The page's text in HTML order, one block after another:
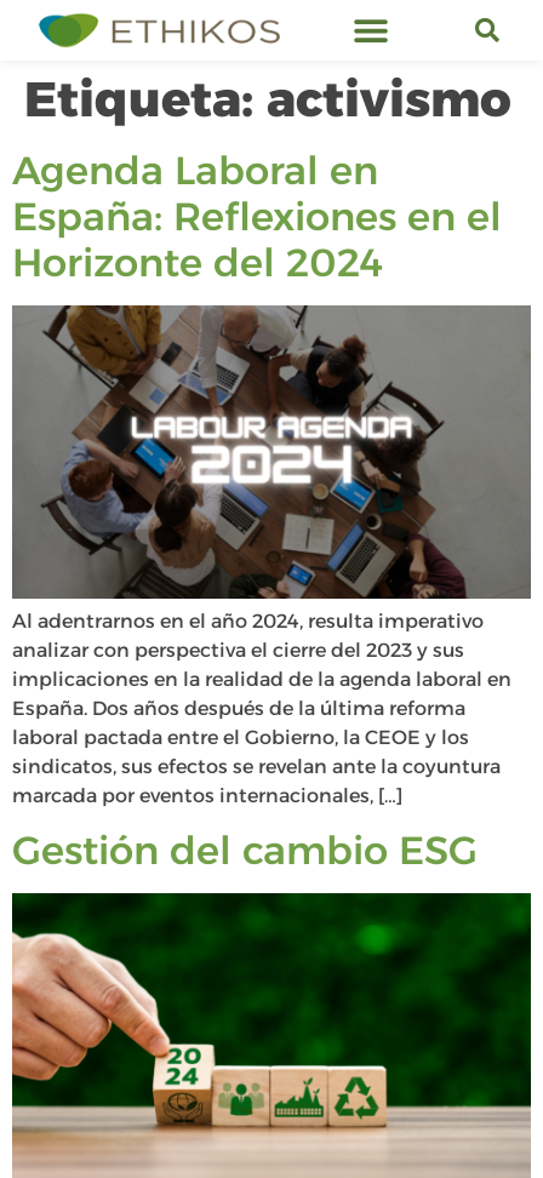
Etiqueta: activismo
Agenda Laboral en
España: Reflexiones en el
Horizonte del 2024
Al adentrarnos en el año 2024, resulta imperativo
analizar con perspectiva el cierre del 2023 y sus
implicaciones en la realidad de la agenda laboral en
España. Dos años después de la última reforma
laboral pactada entre el Gobierno, la CEOE y los
sindicatos, sus efectos se revelan ante la coyuntura
marcada por eventos internacionales, […]
Gestión del cambio ESG